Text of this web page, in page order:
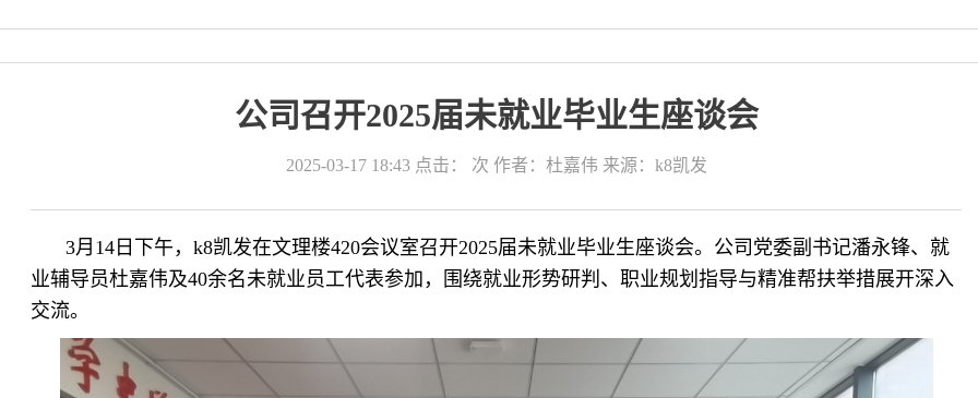
公司召开2025届未就业毕业生座谈会
2025-03-17 18:43 点击： 次 作者：杜嘉伟 来源：k8凯发
3月14日下午，k8凯发在文理楼420会议室召开2025届未就业毕业生座谈会。公司党委副书记潘永锋、就
业辅导员杜嘉伟及40余名未就业员工代表参加，围绕就业形势研判、职业规划指导与精准帮扶举措展开深入
交流。